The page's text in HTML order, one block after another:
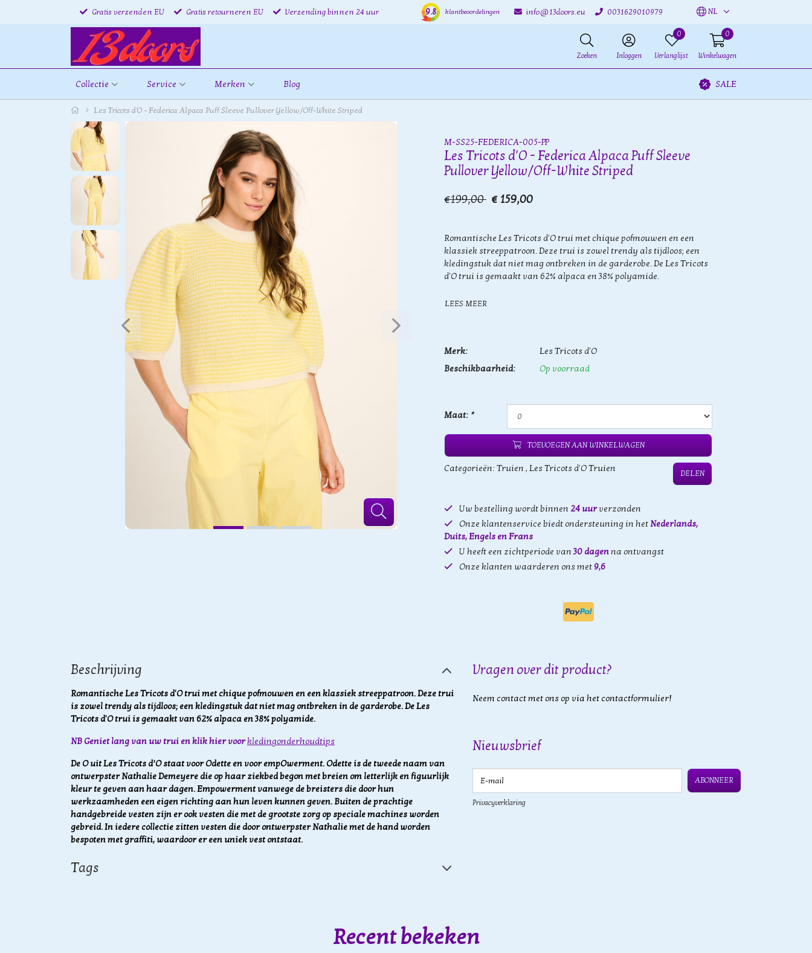
Gratis verzenden EU Gratis retourneren EU Verzending binnen 24 uur 9.8 klantbeoordelingen info@13doors.eu 0031629010979 NL
Zoeken Inloggen
0
Verlanglijst
0
Winkelwagen
Collectie Service Merken Blog SALE
Les Tricots d'O - Federica Alpaca Puff Sleeve Pullover Yellow/Off-White Striped
M-SS25-FEDERICA-005-PP
Les Tricots d'O - Federica Alpaca Puff Sleeve
Pullover Yellow/Off-White Striped
€199,00 € 159,00
Romantische Les Tricots d'O trui met chique pofmouwen en een
klassiek streeppatroon. Deze trui is zowel trendy als tijdloos; een
kledingstuk dat niet mag ontbreken in de garderobe. De Les Tricots
d'O trui is gemaakt van 62% alpaca en 38% polyamide.
LEES MEER
Merk:
Les Tricots d'O
Beschikbaarheid:
Op voorraad
Maat: *
TOEVOEGEN AAN WINKELWAGEN
Categorieën: Truien , Les Tricots d'O Truien DELEN
Uw bestelling wordt binnen 24 uurverzonden
Onze klantenservice biedt ondersteuning in hetNederlands,
Duits, Engels en Frans
U heeft een zichtperiode van30 dagenna ontvangst
Onze klanten waarderen ons met 9,6
Beschrijving
Romantische Les Tricots d'O trui met chique pofmouwen en een klassiek streeppatroon. Deze trui
is zowel trendy als tijdloos; een kledingstuk dat niet mag ontbreken in de garderobe. De Les
Tricots d'O trui is gemaakt van 62% alpaca en 38% polyamide.
NB Geniet lang van uw trui en klik hier voorkledingonderhoudtips
De O uit Les Tricots d’O staat voor Odette en voor empOwerment. Odette is de tweede naam van
ontwerpster Nathalie Demeyere die op haar ziekbed begon met breien om letterlijk en figuurlijk
kleur te geven aan haar dagen. Empowerment vanwege de breisters die door hun
werkzaamheden een eigen richting aan hun leven kunnen geven. Buiten de prachtige
handgebreide vesten zijn er ook vesten die met de grootste zorg op speciale machines worden
gebreid. In iedere collectie zitten vesten die door ontwerpster Nathalie met de hand worden
bespoten met graffiti, waardoor er een uniek vest ontstaat.
Tags
Vragen over dit product?
Neem contact met ons op via het contactformulier!
Nieuwsbrief
E-mail
ABONNEER
Privacyverklaring
Recent bekeken